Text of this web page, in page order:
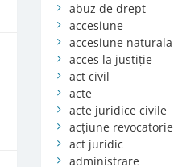
abuz de drept
accesiune
accesiune naturala
acces la justiție
act civil
acte
acte juridice civile
acțiune revocatorie
act juridic
administrare